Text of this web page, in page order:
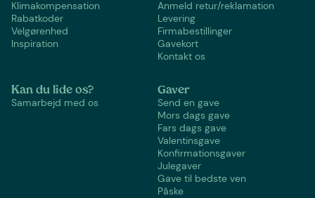
Klimakompensation
Rabatkoder
Velgørenhed
Inspiration
Anmeld retur/reklamation
Levering
Firmabestillinger
Gavekort
Kontakt os
Kan du lide os?
Samarbejd med os
Gaver
Send en gave
Mors dags gave
Fars dags gave
Valentinsgave
Konfirmationsgaver
Julegaver
Gave til bedste ven
Påske